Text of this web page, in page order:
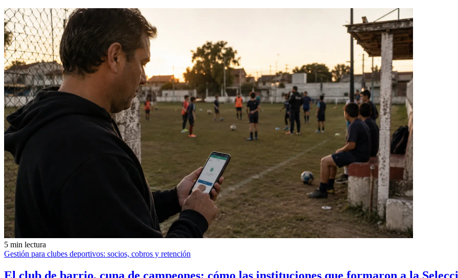
5 min lectura
Gestión para clubes deportivos: socios, cobros y retención
El club de barrio, cuna de campeones: cómo las instituciones que formaron a la